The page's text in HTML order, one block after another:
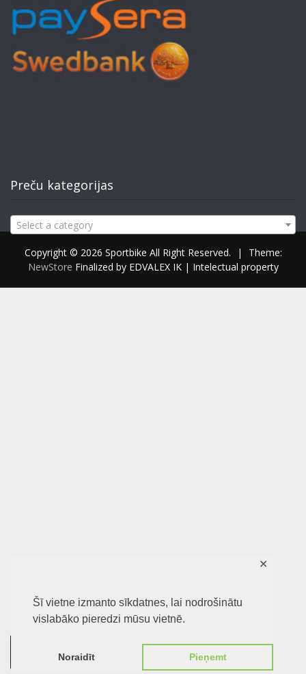
Šī vietne izmanto sīkdatnes, lai nodrošinātu
vislabāko pieredzi mūsu vietnē.
Noraidīt Pieņemt
✕
Preču kategorijas
Select a category
Copyright © 2026 Sportbike All Right Reserved. |
Theme:
NewStore Finalized by EDVALEX IK | Intelectual property